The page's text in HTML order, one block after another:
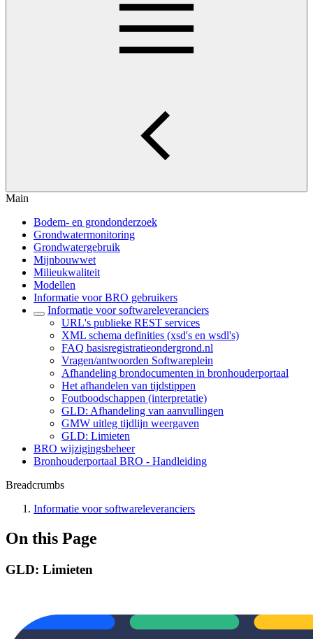
Main
Bodem- en grondonderzoek
Grondwatermonitoring
Grondwatergebruik
Mijnbouwwet
Milieukwaliteit
Modellen
Informatie voor BRO gebruikers
Informatie voor softwareleveranciers
URL's publieke REST services
XML schema definities (xsd's en wsdl's)
FAQ basisregistratieondergrond.nl
Vragen/antwoorden Softwareplein
Afhandeling brondocumenten in bronhouderportaal
Het afhandelen van tijdstippen
Foutboodschappen (interpretatie)
GLD: Afhandeling van aanvullingen
GMW uitleg tijdlijn weergaven
GLD: Limieten
BRO wijzigingsbeheer
Bronhouderportaal BRO - Handleiding
Breadcrumbs
Informatie voor softwareleveranciers
On this Page
GLD: Limieten